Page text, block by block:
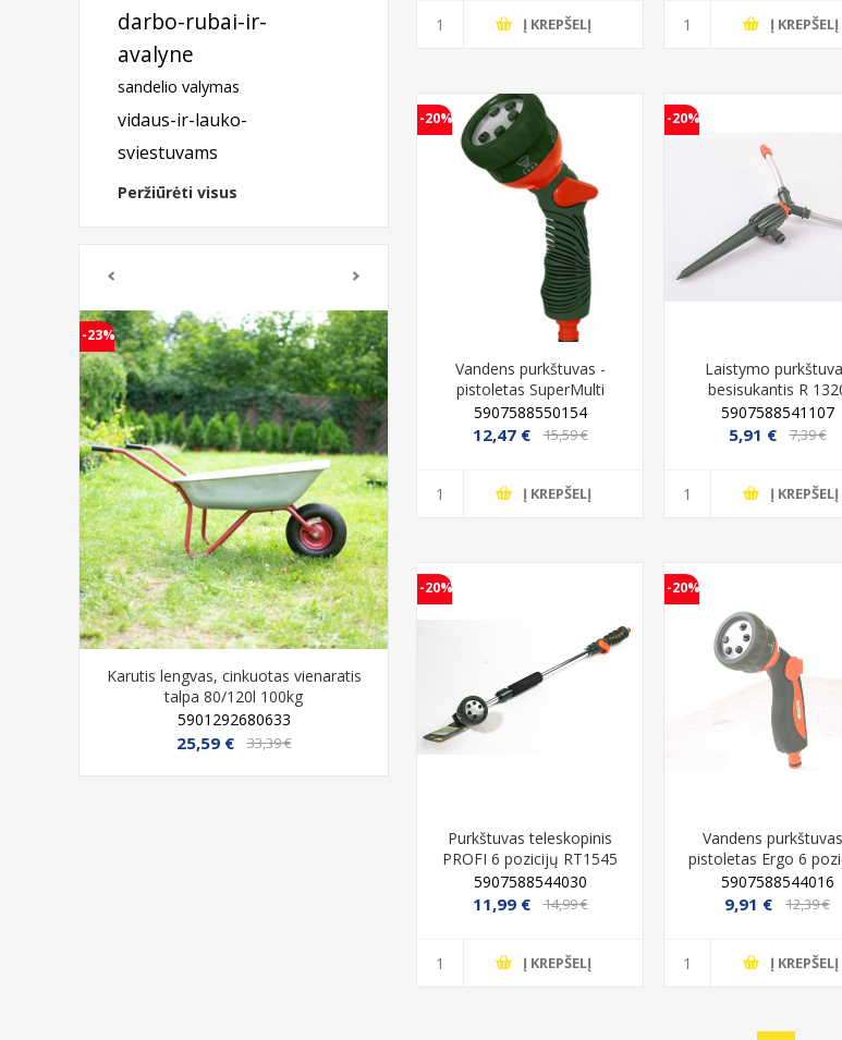
darbo-rubai-ir-
avalyne
sandelio valymas
vidaus-ir-lauko-
sviestuvams
Peržiūrėti visus
-32%
Lauko poilsio krėslas su porankiais
„Malia“, pilkas
4005437273269
64,99 € 95,99 €
Kanalinis polikarbonatas Ultraplast,
2100x6000x4 mm, 550 g IŠPARDUOTA
2045121060043
Šiltnamis Baltic
mm
359,00 €
Į KREPŠELĮ Į KREPŠELĮ
-20%
Vandens purkštuvas -
pistoletas SuperMulti
RT1454
5907588550154
12,47 € 15,59 €
Į KREPŠELĮ
-20%
Laistymo
besisukantis R
5907588541107
5,91 € 7,39 €
Į KREPŠELĮ
-20%
Purkštuvas teleskopinis
PROFI 6 pozicijų RT1545
5907588544030
11,99 € 14,99 €
Į KREPŠELĮ
-20%
Vandens
pistoletas Ergo 6
5907588544016
9,91 € 12,39 €
Į KREPŠELĮ